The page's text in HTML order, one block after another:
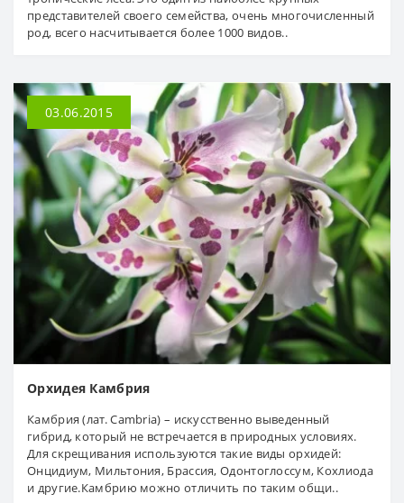
представителей своего семейства, очень многочисленный
род, всего насчитывается более 1000 видов..
03.06.2015
Орхидея Камбрия
Камбрия (лат. Cambria) – искусственно выведенный
гибрид, который не встречается в природных условиях.
Для скрещивания используются такие виды орхидей:
Онцидиум, Мильтония, Брассия, Одонтоглоссум, Кохлиода
и другие.Камбрию можно отличить по таким общи..